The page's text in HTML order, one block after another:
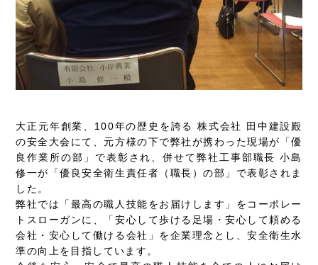
大正元年創業、100年の歴史を誇る 株式会社 田中建設殿
の安全大会にて、元方様の下で弊社が携わった現場が「優
良作業所の部」で表彰され、併せて弊社工事部職長 小島
修一が「優良安全衛生責任者（職長）の部」で表彰されま
した。
弊社では「最高の職人技能をお届けします」をコーポレー
トスローガンに、「安心して歩ける足場・安心して頼める
会社・安心して働ける会社」を企業理念とし、安全衛生水
準の向上を目指しています。